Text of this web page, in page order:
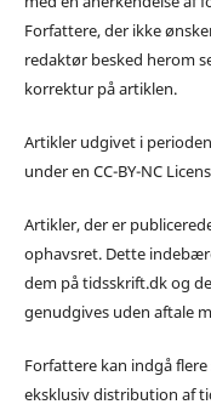
Forfattere, der ikke
redaktør besked herom
korrektur på artiklen.
Artikler udgivet i
under en CC-BY-NC
Artikler, der er
ophavsret. Dette
dem på tidsskrift.dk og
genudgives uden aftale
Forfattere kan indgå
eksklusiv distribution af